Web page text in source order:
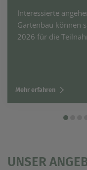
Interessierte
Gartenbau können
2026 für die
Mehr erfahren
UNSER